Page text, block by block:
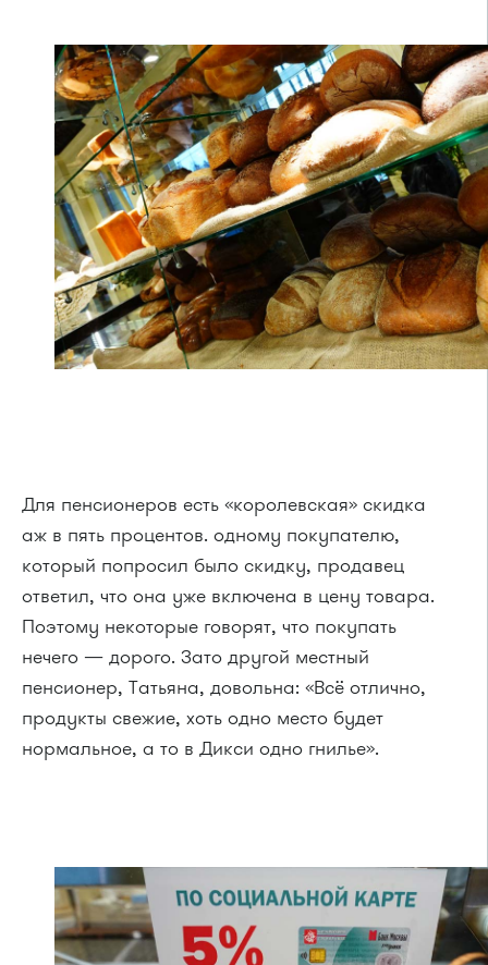
Для пенсионеров есть «королевская» скидка
аж в пять процентов. одному покупателю,
который попросил было скидку, продавец
ответил, что она уже включена в цену товара.
Поэтому некоторые говорят, что покупать
нечего — дорого. Зато другой местный
пенсионер, Татьяна, довольна: «Всё отлично,
продукты свежие, хоть одно место будет
нормальное, а то в Дикси одно гнилье».